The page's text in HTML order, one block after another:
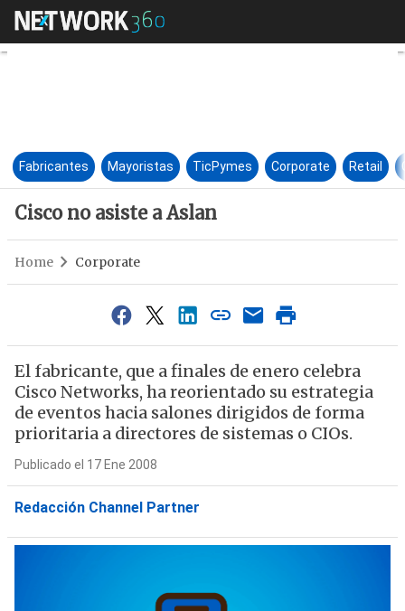
Cisco no asiste a Aslan
Fabricantes Mayoristas TicPymes Corporate Retail
Cisco no asiste a Aslan
Home Corporate
El fabricante, que a finales de enero celebra
Cisco Networks, ha reorientado su estrategia
de eventos hacia salones dirigidos de forma
prioritaria a directores de sistemas o CIOs.
Publicado el 17 Ene 2008
Redacción Channel Partner